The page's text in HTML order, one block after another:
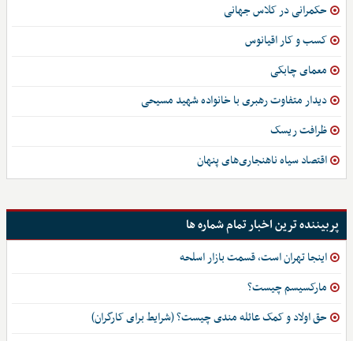
حکمرانی در کلاس جهانی
کسب و کار اقیانوس
معمای چابکی
دیدار متفاوت رهبری با خانواده شهید مسیحی
ظرافت ریسک
اقتصاد سیاه ناهنجاری‌های پنهان
پربیننده ترین اخبار تمام شماره ها
اینجا تهران است، قسمت بازار اسلحه
مارکسیسم چیست؟
حق اولاد و کمک عائله مندی چیست؟ (شرایط برای کارگران)